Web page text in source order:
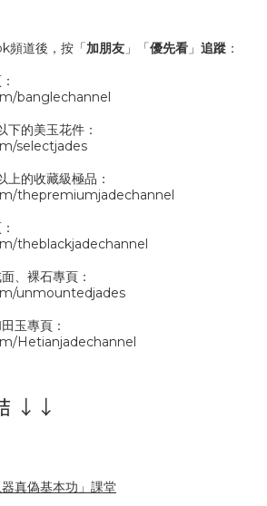
頻道後，按「加朋友 」「優先看 」 追蹤 ：
banglechannel
下的美玉花件：
selectjades
上的收藏級極品：
thepremiumjadechannel
theblackjadechannel
、裸石專頁：
unmountedjades
玉專頁：
Hetianjadechannel
↓↓
真偽基本功」課堂